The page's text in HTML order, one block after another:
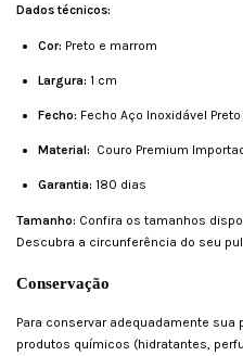
Dados técnicos:
Cor: Preto e marrom
Largura: 1 cm
Fecho: Fecho Aço Inoxidável Preto
Material: Couro Premium
Garantia: 180 dias
Tamanho: Confira os tamanhos
Descubra a circunferência do seu
Conservação
Para conservar adequadamente sua
produtos químicos (hidratantes,